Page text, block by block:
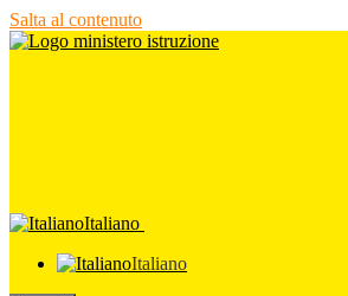
Salta al contenuto
Italiano
Italiano